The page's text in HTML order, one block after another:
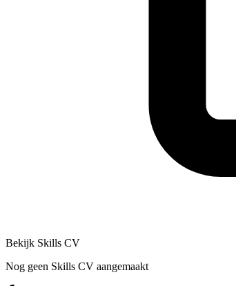
Bekijk Skills CV
Nog geen Skills CV aangemaakt